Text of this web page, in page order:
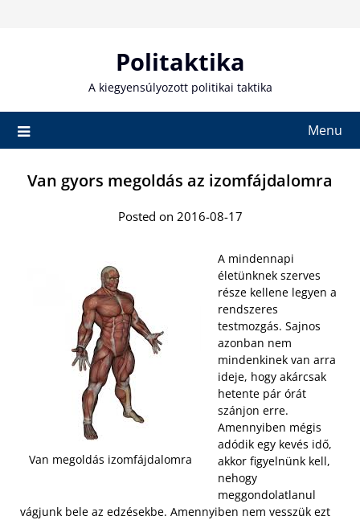
Politaktika
A kiegyensúlyozott politikai taktika
Menu
Van gyors megoldás az izomfájdalomra
Posted on 2016-08-17
Van megoldás izomfájdalomra
A mindennapi
életünknek szerves
része kellene legyen a
rendszeres
testmozgás. Sajnos
azonban nem
mindenkinek van arra
ideje, hogy akárcsak
hetente pár órát
szánjon erre.
Amennyiben mégis
adódik egy kevés idő,
akkor figyelnünk kell,
nehogy
meggondolatlanul
vágjunk bele az edzésekbe. Amennyiben nem vesszük ezt